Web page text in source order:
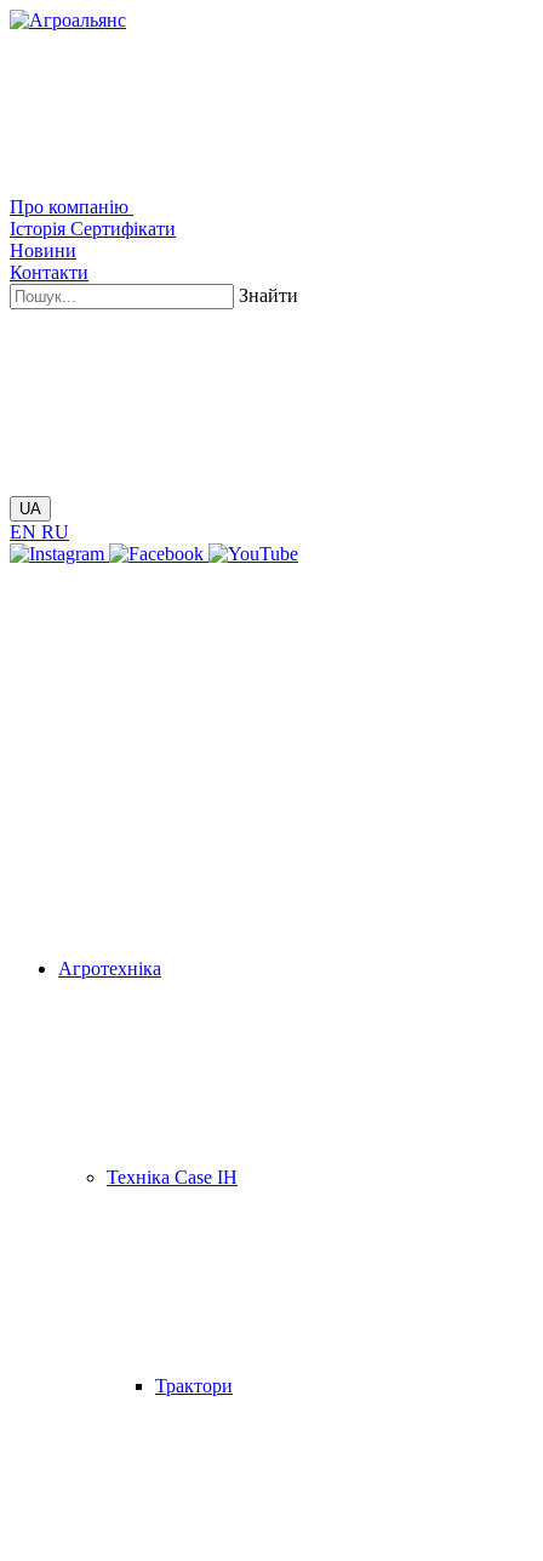
Про компанію
Історія Сертифікати
Новини
Контакти
Знайти
UA
EN RU
Агротехніка
Техніка Case IH
Трактори